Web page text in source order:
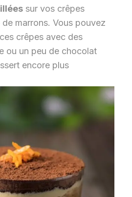
sur vos crêpes
marrons. Vous pouvez
crêpes avec des
ou un peu de chocolat
encore plus